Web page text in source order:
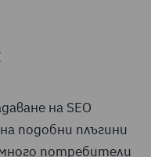
на SEO
подобни плъгини
потребители